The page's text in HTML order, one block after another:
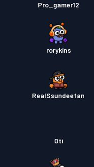
Pro_gamer12
rorykins
RealSsundeefan
Oti